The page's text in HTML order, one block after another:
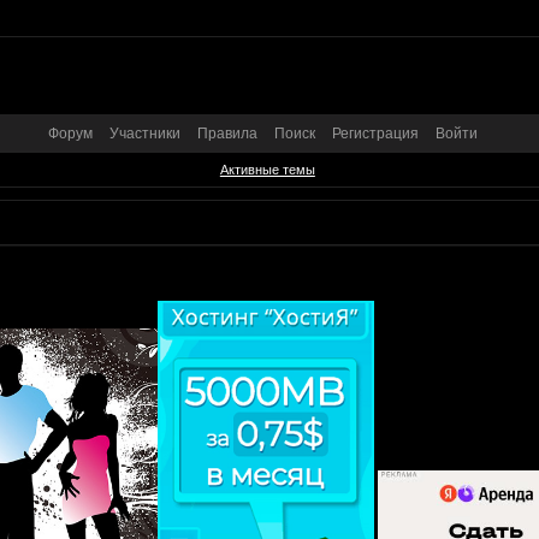
Форум Участники Правила Поиск Регистрация Войти
Активные темы